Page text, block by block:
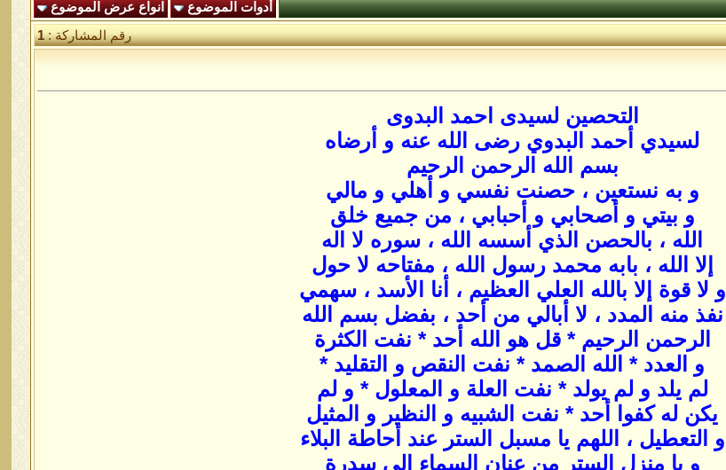
أدوات الموضوع
انواع عرض الموضوع
رقم المشاركة :1
التحصين لسيدى احمد البدوى
لسيدي أحمد البدوي رضى الله عنه و أرضاه
بسم الله الرحمن الرحيم
و به نستعين ، حصنت نفسي و أهلي و مالي
و بيتي و أصحابي و أحبابي ، من جميع خلق
الله ، بالحصن الذي أسسه الله ، سوره لا اله
إلا الله ، بابه محمد رسول الله ، مفتاحه لا حول
و لا قوة إلا بالله العلي العظيم ، أنا الأسد ، سهمي
نفذ منه المدد ، لا أبالي من أحد ، بفضل بسم الله
الرحمن الرحيم * قل هو الله أحد * نفت الكثرة
و العدد * الله الصمد * نفت النقص و التقليد *
لم يلد و لم يولد * نفت العلة و المعلول * و لم
يكن له كفوا أحد * نفت الشبيه و النظير و المثيل
و التعطيل ، اللهم يا مسبل الستر عند أحاطة البلاء
و يا منزل الستر من عنان السماء إلي سدرة